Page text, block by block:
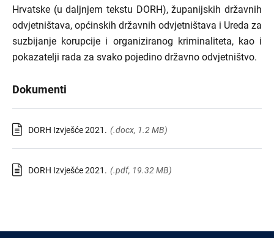
Hrvatske (u daljnjem tekstu DORH), županijskih državnih
odvjetništava, općinskih državnih odvjetništava i Ureda za
suzbijanje korupcije i organiziranog kriminaliteta, kao i
pokazatelji rada za svako pojedino državno odvjetništvo.
Dokumenti
DORH Izvješće 2021. (.docx, 1.2 MB)
DORH Izvješće 2021. (.pdf, 19.32 MB)